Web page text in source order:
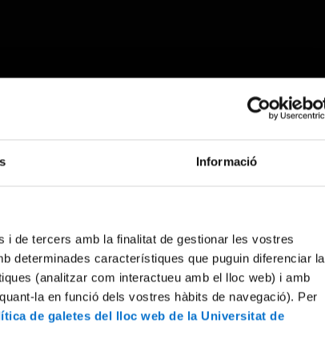
Informació
i de tercers amb la finalitat de gestionar les vostres
determinades característiques que puguin diferenciar la
(analitzar com interactueu amb el lloc web) i amb
la en funció dels vostres hàbits de navegació). Per
de galetes del lloc web de la Universitat de
wrong